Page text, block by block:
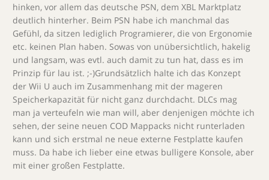
hinken, vor allem das deutsche PSN, dem XBL Marktplatz
deutlich hinterher. Beim PSN habe ich manchmal das
Gefühl, da sitzen lediglich Programierer, die von Ergonomie
etc. keinen Plan haben. Sowas von unübersichtlich, hakelig
und langsam, was evtl. auch damit zu tun hat, dass es im
Prinzip für lau ist. ;-)Grundsätzlich halte ich das Konzept
der Wii U auch im Zusammenhang mit der mageren
Speicherkapazität für nicht ganz durchdacht. DLCs mag
man ja verteufeln wie man will, aber denjenigen möchte ich
sehen, der seine neuen COD Mappacks nicht runterladen
kann und sich erstmal ne neue externe Festplatte kaufen
muss. Da habe ich lieber eine etwas bulligere Konsole, aber
mit einer großen Festplatte.